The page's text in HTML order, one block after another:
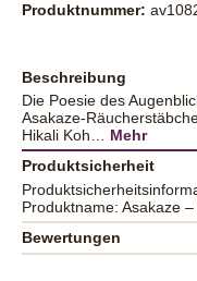
Produktnummer:
Beschreibung
Die Poesie des
Asakaze-
Hikali Koh… Mehr
Produktsicherheit
Produktname: Asakaze
Bewertungen